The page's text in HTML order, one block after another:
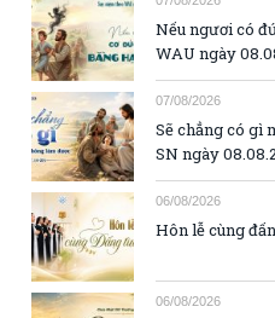
Nếu ngươi có
WAU ngày
07/08/2026
Sẽ chẳng có gì
SN ngày
06/08/2026
Hôn lễ cùng
06/08/2026